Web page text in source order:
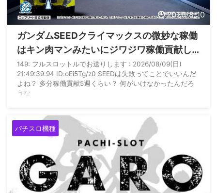
2026/8/10
ガンダムSEEDクライマックスの微妙な稼働
はキン肉マンみたいにジワジワ稼働貢献し
続けるんじゃないの？
149: フルスロットルでお送りします : 2026/08/09(日)
21:49:39.94 ID:oEi5Tg/z0 SEEDは失敗ってことでいいんだ
よね？ 多分稼働貢献5週くらい？ 何がいけなかったんだろ
うな
パチスロ機種